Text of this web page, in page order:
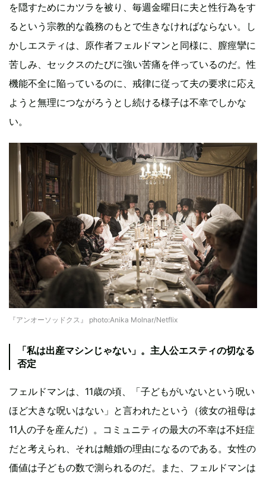
を隠すためにカツラを被り、毎週金曜日に夫と性行為をす
るという宗教的な義務のもとで生きなければならない。し
かしエスティは、原作者フェルドマンと同様に、膣痙攣に
苦しみ、セックスのたびに強い苦痛を伴っているのだ。性
機能不全に陥っているのに、戒律に従って夫の要求に応え
ようと無理につながろうとし続ける様子は不幸でしかな
い。
『アンオーソッドクス』 photo:Anika Molnar/Netflix
「私は出産マシンじゃない」。主人公エスティの切なる
否定
フェルドマンは、11歳の頃、「子どもがいないという呪い
ほど大きな呪いはない」と言われたという（彼女の祖母は
11人の子を産んだ）。コミュニティの最大の不幸は不妊症
だと考えられ、それは離婚の理由になるのである。女性の
価値は子どもの数で測られるのだ。また、フェルドマンは